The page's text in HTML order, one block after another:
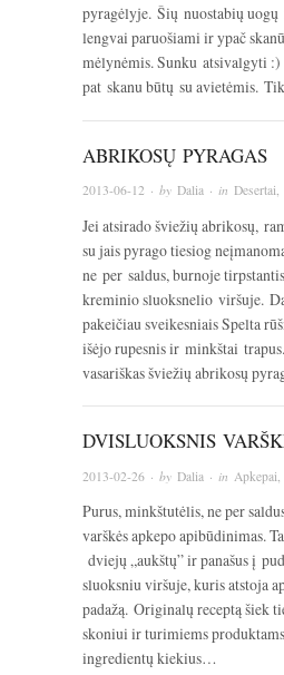
pyragėlyje. Šių nuostabių
lengvai paruošiami ir ypač
mėlynėmis. Sunku atsivalgyti
pat skanu būtų su avietėmis.
ABRIKOSŲ PYRAGAS
2013-06-12 · by Dalia · in Desertai
Jei atsirado šviežių abrikosų,
su jais pyrago tiesiog
ne per saldus, burnoje
kreminio sluoksnelio viršuje.
pakeičiau sveikesniais Spelta
išėjo rupesnis ir minkštai
vasariškas šviežių abrikosų
DVISLUOKSNIS
2013-02-26 · by Dalia · in Apkepai
Purus, minkštutėlis, ne per
varškės apkepo apibūdinimas.
dviejų „aukštų” ir panašus į
sluoksniu viršuje, kuris atstoja
padažą. Originalų receptą šiek
skoniui ir turimiems
ingredientų kiekius…